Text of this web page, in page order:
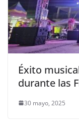
Éxito
durante las
30 mayo, 2025